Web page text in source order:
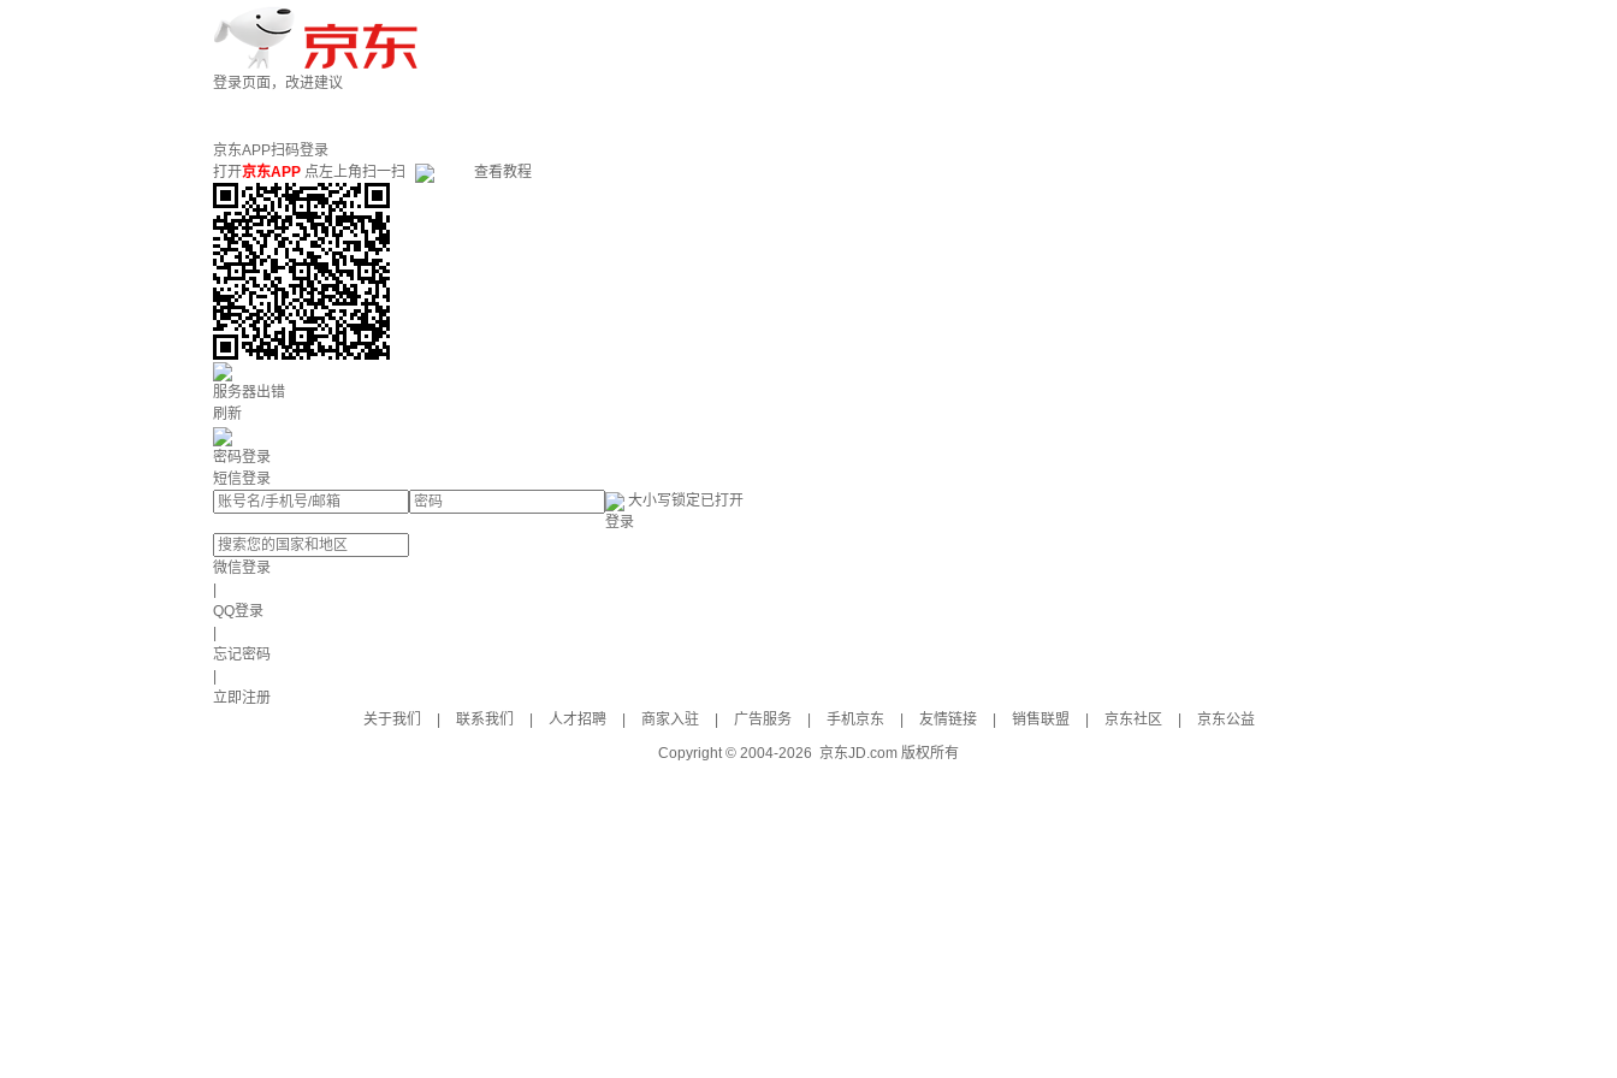
登录页面，改进建议
京东APP扫码登录
打开京东APP 点左上角扫一扫 查看教程
服务器出错
刷新
密码登录
短信登录
大小写锁定已打开
登录
微信登录
QQ登录
忘记密码
立即注册
关于我们
联系我们 人才招聘 商家入驻 广告服务 手机京东 友情链接 销售联盟 京东社区
京东公益
Copyright © 2004-2026 京东JD.com 版权所有